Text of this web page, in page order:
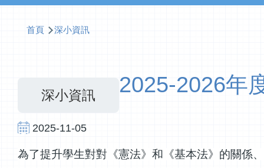
導
結
首頁 深小資訊
深小資訊 2025-2026年
2025-11-05
為了提升學生對對《憲法》和《基本法》的關係